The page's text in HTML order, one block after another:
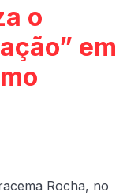
o
em
Rocha, no